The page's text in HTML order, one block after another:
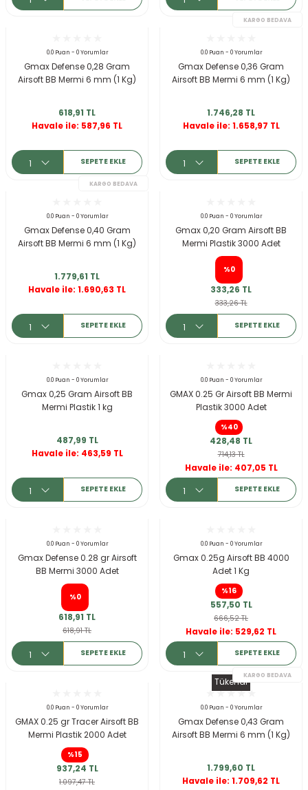
KARGO BEDAVA
0.0 Puan - 0 Yorumlar
Gmax Defense 0,28 Gram
Airsoft BB Mermi 6 mm (1 Kg)
618,91 TL
Havale ile: 587,96 TL
SEPETE EKLE
0.0 Puan - 0 Yorumlar
Gmax Defense 0,36 Gram
Airsoft BB Mermi 6 mm (1 Kg)
1.746,28 TL
Havale ile: 1.658,97 TL
SEPETE EKLE
0.0 Puan - 0 Yorumlar
Gmax Defense 0,40 Gram
Airsoft BB Mermi 6 mm (1 Kg)
1.779,61 TL
Havale ile: 1.690,63 TL
SEPETE EKLE
0.0 Puan - 0 Yorumlar
Gmax 0,20 Gram Airsoft BB
Mermi Plastik 3000 Adet
%0
333,26 TL
333,26 TL
SEPETE EKLE
0.0 Puan - 0 Yorumlar
Gmax 0,25 Gram Airsoft BB
Mermi Plastik 1 kg
487,99 TL
Havale ile: 463,59 TL
SEPETE EKLE
0.0 Puan - 0 Yorumlar
GMAX 0.25 Gr Airsoft BB Mermi
Plastik 3000 Adet
%40
428,48 TL
714,13 TL
Havale ile: 407,05 TL
SEPETE EKLE
0.0 Puan - 0 Yorumlar
Gmax Defense 0.28 gr Airsoft
BB Mermi 3000 Adet
%0
618,91 TL
618,91 TL
SEPETE EKLE
0.0 Puan - 0 Yorumlar
Gmax 0.25g Airsoft BB 4000
Adet 1 Kg
%16
557,50 TL
666,52 TL
Havale ile: 529,62 TL
SEPETE EKLE
0.0 Puan - 0 Yorumlar
GMAX 0.25 gr Tracer Airsoft BB
Mermi Plastik 2000 Adet
%15
937,24 TL
1.097,47 TL
Tükendi
0.0 Puan - 0 Yorumlar
Gmax Defense 0,43 Gram
Airsoft BB Mermi 6 mm (1 Kg)
1.799,60 TL
Havale ile: 1.709,62 TL